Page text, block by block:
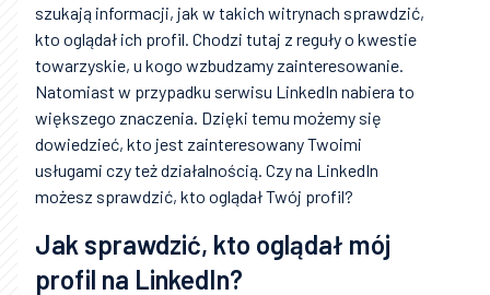
szukają informacji, jak w takich witrynach sprawdzić,
kto oglądał ich profil. Chodzi tutaj z reguły o kwestie
towarzyskie, u kogo wzbudzamy zainteresowanie.
Natomiast w przypadku serwisu LinkedIn nabiera to
większego znaczenia. Dzięki temu możemy się
dowiedzieć, kto jest zainteresowany Twoimi
usługami czy też działalnością. Czy na LinkedIn
możesz sprawdzić, kto oglądał Twój profil?
Jak sprawdzić, kto oglądał mój
profil na LinkedIn?